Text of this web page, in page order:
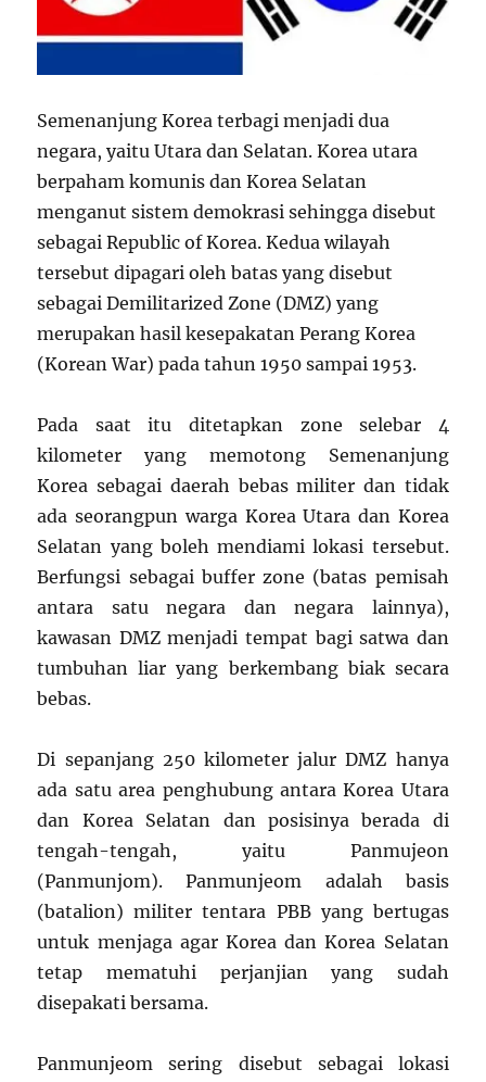
Semenanjung Korea terbagi menjadi dua
negara, yaitu Utara dan Selatan. Korea utara
berpaham komunis dan Korea Selatan
menganut sistem demokrasi sehingga disebut
sebagai Republic of Korea. Kedua wilayah
tersebut dipagari oleh batas yang disebut
sebagai Demilitarized Zone (DMZ) yang
merupakan hasil kesepakatan Perang Korea
(Korean War) pada tahun 1950 sampai 1953.
Pada saat itu ditetapkan zone selebar 4
kilometer yang memotong Semenanjung
Korea sebagai daerah bebas militer dan tidak
ada seorangpun warga Korea Utara dan Korea
Selatan yang boleh mendiami lokasi tersebut.
Berfungsi sebagai buffer zone (batas pemisah
antara satu negara dan negara lainnya),
kawasan DMZ menjadi tempat bagi satwa dan
tumbuhan liar yang berkembang biak secara
bebas.
Di sepanjang 250 kilometer jalur DMZ hanya
ada satu area penghubung antara Korea Utara
dan Korea Selatan dan posisinya berada di
tengah-tengah, yaitu Panmujeon
(Panmunjom). Panmunjeom adalah basis
(batalion) militer tentara PBB yang bertugas
untuk menjaga agar Korea dan Korea Selatan
tetap mematuhi perjanjian yang sudah
disepakati bersama.
Panmunjeom sering disebut sebagai lokasi